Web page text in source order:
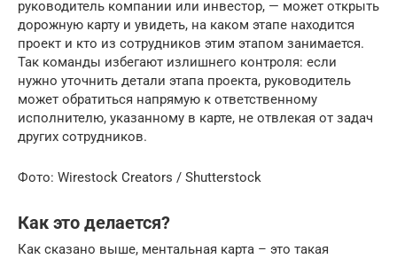
руководитель компании или инвестор, — может открыть
дорожную карту и увидеть, на каком этапе находится
проект и кто из сотрудников этим этапом занимается.
Так команды избегают излишнего контроля: если
нужно уточнить детали этапа проекта, руководитель
может обратиться напрямую к ответственному
исполнителю, указанному в карте, не отвлекая от задач
других сотрудников.
Фото: Wirestock Creators / Shutterstock
Как это делается?
Как сказано выше, ментальная карта – это такая